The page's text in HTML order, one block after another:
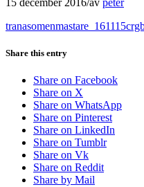
Share this entry
Share on Facebook
Share on X
Share on WhatsApp
Share on Pinterest
Share on LinkedIn
Share on Tumblr
Share on Vk
Share on Reddit
Share by Mail